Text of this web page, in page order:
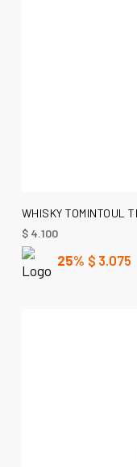
WHISKY TOMINTOUL
$4.100
25% $ 3.075